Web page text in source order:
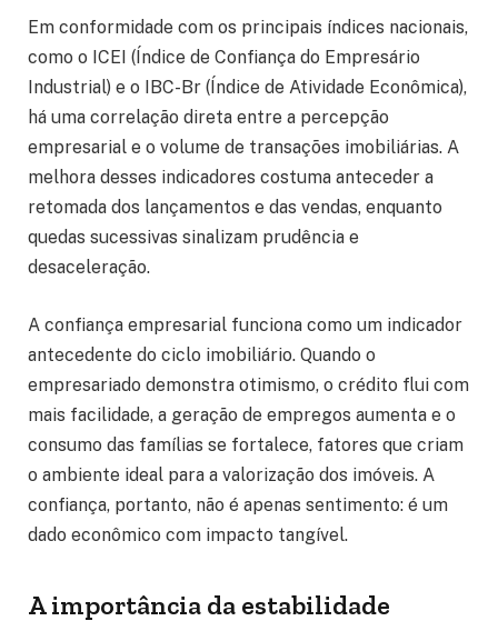
Em conformidade com os principais índices nacionais,
como o ICEI (Índice de Confiança do Empresário
Industrial) e o IBC-Br (Índice de Atividade Econômica),
há uma correlação direta entre a percepção
empresarial e o volume de transações imobiliárias. A
melhora desses indicadores costuma anteceder a
retomada dos lançamentos e das vendas, enquanto
quedas sucessivas sinalizam prudência e
desaceleração.
A confiança empresarial funciona como um indicador
antecedente do ciclo imobiliário. Quando o
empresariado demonstra otimismo, o crédito flui com
mais facilidade, a geração de empregos aumenta e o
consumo das famílias se fortalece, fatores que criam
o ambiente ideal para a valorização dos imóveis. A
confiança, portanto, não é apenas sentimento: é um
dado econômico com impacto tangível.
A importância da estabilidade